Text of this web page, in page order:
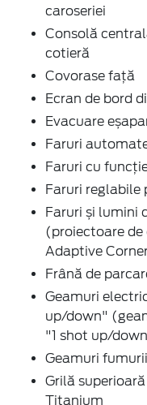
caroseriei
Consolă
cotieră
Covorase față
Ecran de bord
Evacuare
Faruri
Faruri cu
Faruri reglabile
Faruri și lumini
(proiectoare de
Adaptive
Frână de
Geamuri
up/down"
"1 shot up/
Geamuri
Grilă
Titanium